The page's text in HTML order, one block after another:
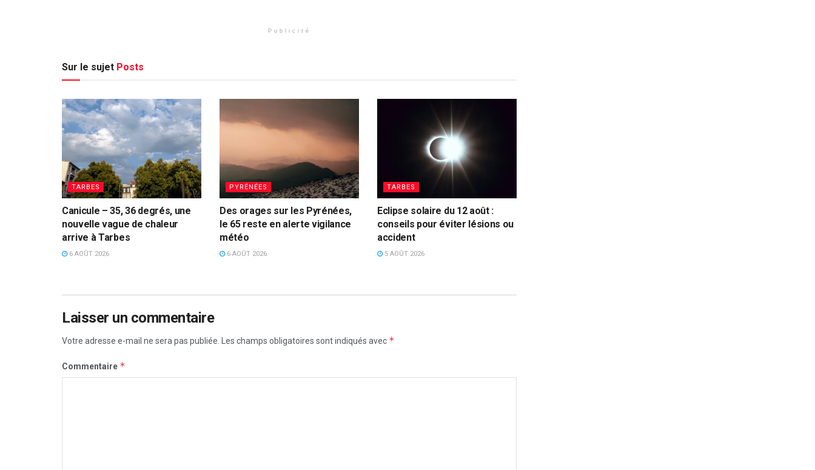
Publicité
Sur le sujet Posts
TARBES
Canicule – 35, 36 degrés, une
nouvelle vague de chaleur
arrive à Tarbes
6 AOÛT 2026
PYRÉNÉES
Des orages sur les Pyrénées,
le 65 reste en alerte vigilance
météo
6 AOÛT 2026
TARBES
Eclipse solaire du 12 août :
conseils pour éviter lésions ou
accident
5 AOÛT 2026
Laisser un commentaire
Votre adresse e-mail ne sera pas publiée. Les champs obligatoires sont indiqués avec *
Commentaire *